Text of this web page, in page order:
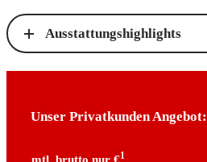
Ausstattungshighlights
Unser Privatkunden Angebot:
1